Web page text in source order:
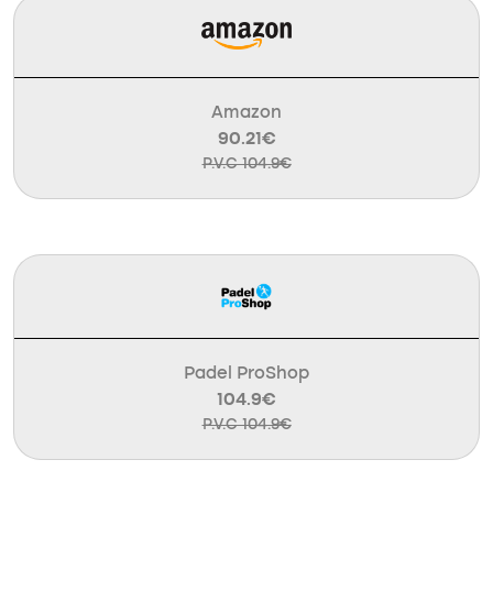
Amazon
90.21€
P.V.C 104.9€
Padel ProShop
104.9€
P.V.C 104.9€